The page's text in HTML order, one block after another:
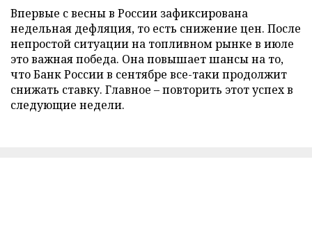
Впервые с весны в России зафиксирована
недельная дефляция, то есть снижение цен. После
непростой ситуации на топливном рынке в июле
это важная победа. Она повышает шансы на то,
что Банк России в сентябре все-таки продолжит
снижать ставку. Главное – повторить этот успех в
следующие недели.